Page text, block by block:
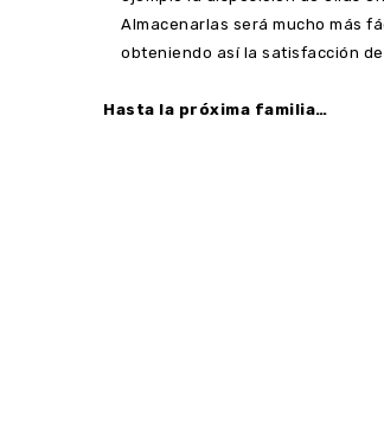
Almacenarlas será mucho más
obteniendo así la satisfacción
Hasta la próxima familia…